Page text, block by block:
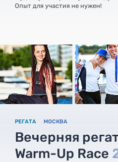
Опыт для участия не нужен!
РЕГАТА МОСКВА
Вечерняя
Warm-Up Race